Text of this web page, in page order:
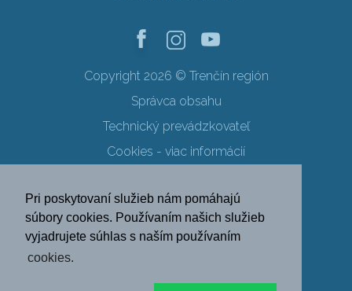
Pri poskytovaní služieb nám pomáhajú
súbory cookies. Používaním našich služieb
vyjadrujete súhlas s naším používaním
cookies.
Copyright 2026 © Trenčín región
Správca obsahu
Technický prevádzkovateľ
Cookies - viac informácií
Ochrana osobných údajov
SK EN DE
PL